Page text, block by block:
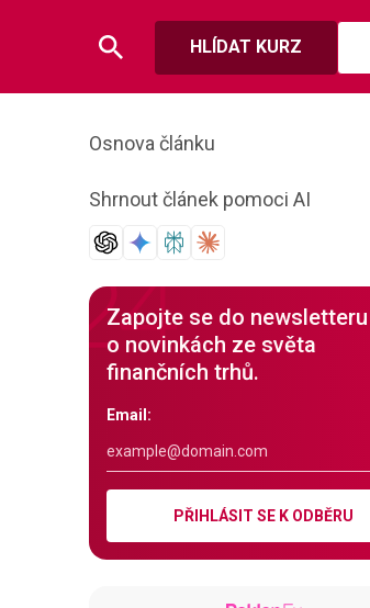
HLÍDAT KURZ
Osnova článku
Shrnout článek pomoci AI
Zapojte se do newsletteru
o novinkách ze světa
finančních trhů.
Email:
PŘIHLÁSIT SE K ODBĚRU